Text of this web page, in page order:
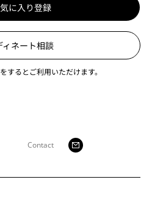
に入り登録
ィネート相談
るとご利用いただけます。
Contact